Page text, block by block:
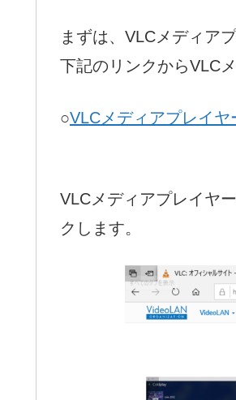
まずは、VLCメディア
下記のリンクからVLC
○VLCメディアプレイヤ
VLCメディアプレイヤ
クします。